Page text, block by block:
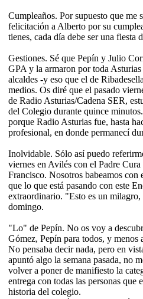
Cumpleaños. Por supuesto que me
felicitación a Alberto por su
tienes, cada día debe ser una fiesta
Gestiones. Sé que Pepín y Julio
GPA y la armaron por toda
alcaldes -y eso que el de
medios. Os diré que el pasado
de Radio Asturias/Cadena SER,
del Colegio durante quince
porque Radio Asturias fue, hasta
profesional, en donde permanecí
Inolvidable. Sólo así puedo
viernes en Avilés con el Padre
Francisco. Nosotros babeamos con
que lo que está pasando con este
extraordinario. "Esto es un
domingo.
"Lo" de Pepín. No os voy a
Gómez, Pepín para todos, y menos
No pensaba decir nada, pero en
apuntó algo la semana pasada, no
volver a poner de manifiesto la
entrega con todas las personas que
historia del colegio.